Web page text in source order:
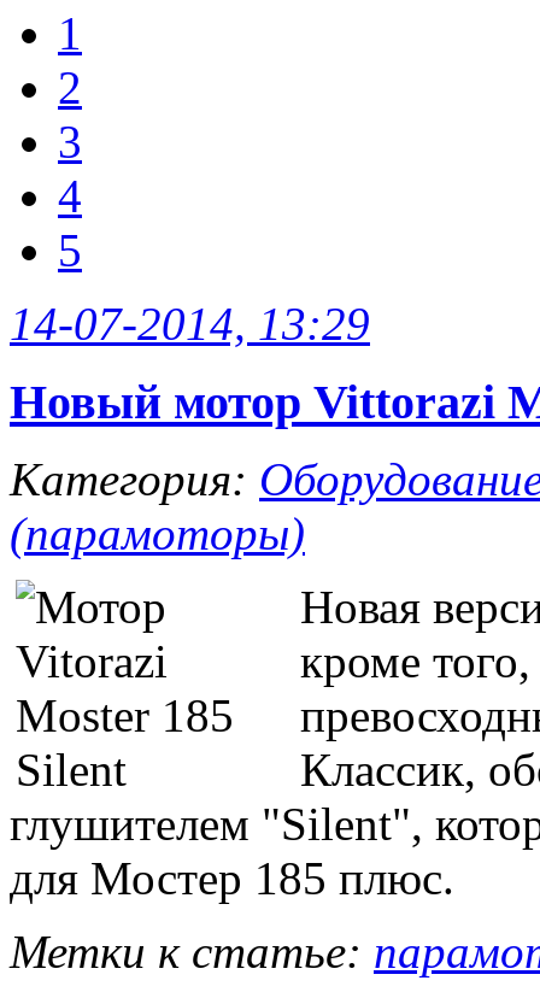
1
2
3
4
5
14-07-2014, 13:29
Новый мотор Vittorazi
Категория:
(парамоторы)
Новая
кроме
Классик,
глушителем "Silent",
для Мостер 185 плюс.
Метки к статье: